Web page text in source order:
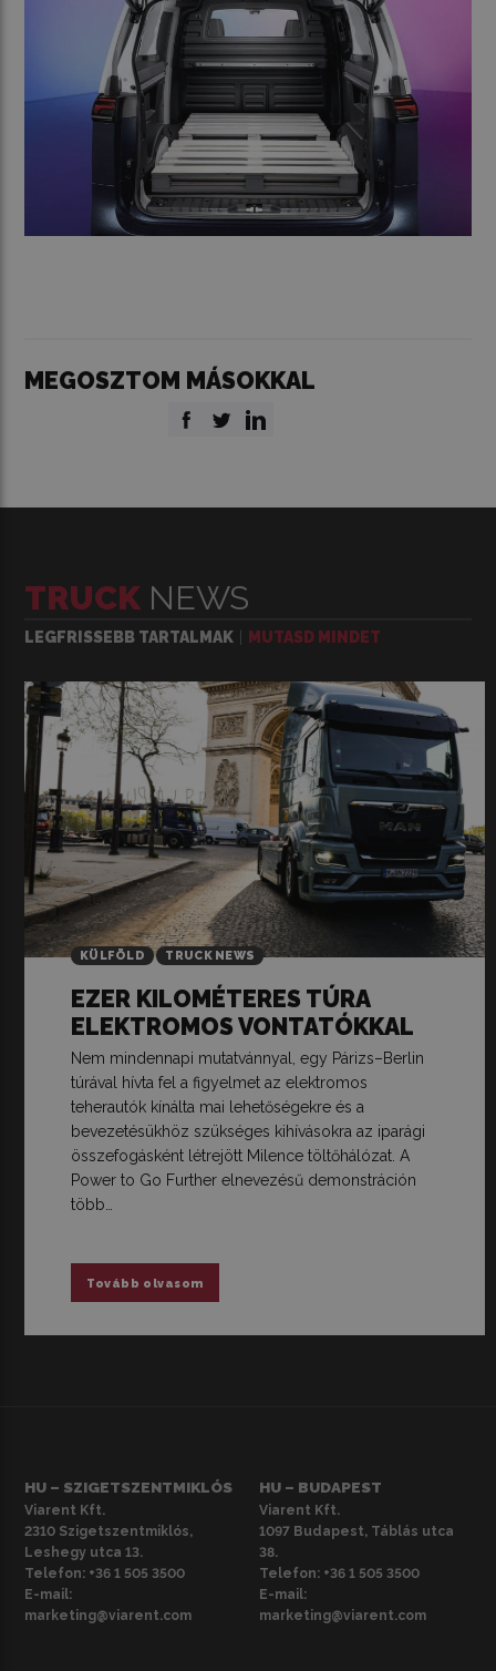
MEGOSZTOM MÁSOKKAL
TRUCK NEWS
LEGFRISSEBB TARTALMAK MUTASD MINDET
KÜLFÖLD TRUCK NEWS
EZER KILOMÉTERES TÚRA
ELEKTROMOS VONTATÓKKAL
Nem mindennapi mutatvánnyal, egy Párizs–Berlin
túrával hívta fel a figyelmet az elektromos
teherautók kínálta mai lehetőségekre és a
bevezetésükhöz szükséges kihívásokra az iparági
összefogásként létrejött Milence töltőhálózat. A
Power to Go Further elnevezésű demonstráción
több…
Tovább olvasom
HU – SZIGETSZENTMIKLÓS
Viarent Kft.
2310 Szigetszentmiklós,
Leshegy utca 13.
Telefon: +36 1 505 3500
E-mail:
marketing@viarent.com
HU – BUDAPEST
Viarent Kft.
1097 Budapest, Táblás utca
38.
Telefon: +36 1 505 3500
E-mail:
marketing@viarent.com